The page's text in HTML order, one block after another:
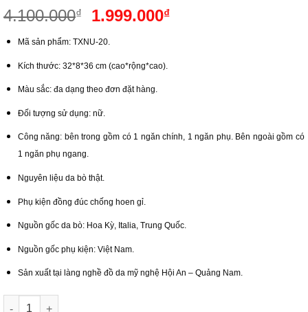
4.100.000₫
Giá
là:
4.100.000₫.
1.999.000₫Giá
Mã sản phẩm: TXNU-20.
Kích thước: 32*8*36 cm (cao*rộng*cao).
Màu sắc: đa dạng theo đơn đặt hàng.
Đối tượng sử dụng: nữ.
Công năng: bên trong gồm có 1 ngăn chính, 1 ngăn phụ. Bên ngoài gồm có
1 ngăn phụ ngang.
Nguyên liệu da bò thật.
Phụ kiện đồng đúc chống hoen gỉ.
Nguồn gốc da bò: Hoa Kỳ, Italia, Trung Quốc.
Nguồn gốc phụ kiện: Việt Nam.
Sản xuất tại làng nghề đồ da mỹ nghệ Hội An – Quảng Nam.
Túi Tote Da Công Sở Đựng Laptop | Hội An Leather số lượng